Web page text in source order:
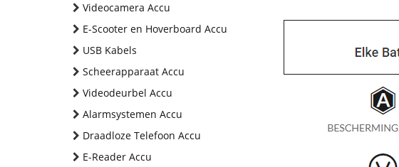
Videocamera Accu
E-Scooter en Hoverboard Accu
USB Kabels
Scheerapparaat Accu
Videodeurbel Accu
Alarmsystemen Accu
Draadloze Telefoon Accu
E-Reader Accu